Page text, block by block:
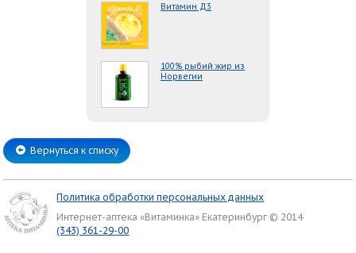
Витамин Д3
100% рыбий жир из
Норвегии
Вернуться к списку
Политика обработки персональных данных
Интернет-аптека «Витаминка» Екатеринбург © 2014
(343) 361-29-00